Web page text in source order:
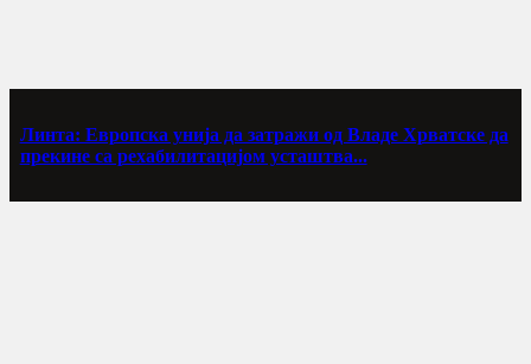
Линта: Европска унија да затражи од Владе Хрватске да
прекине са рехабилитацијом усташтва...